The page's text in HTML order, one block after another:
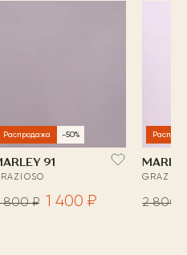
Распродажа -50%
91
800 ₽ 1 400 ₽ 2 800